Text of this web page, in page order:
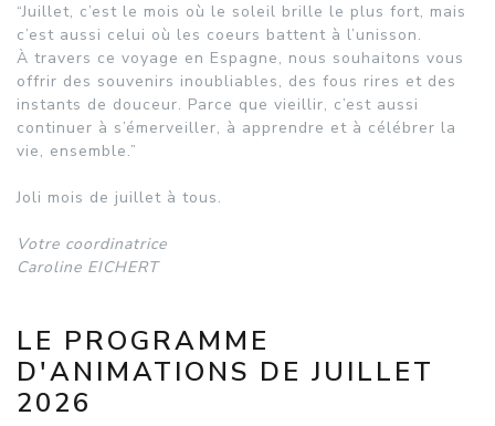
“Juillet, c’est le mois où le soleil brille le plus fort, mais
c’est aussi celui où les coeurs battent à l’unisson.
À travers ce voyage en Espagne, nous souhaitons vous
offrir des souvenirs inoubliables, des fous rires et des
instants de douceur. Parce que vieillir, c’est aussi
continuer à s’émerveiller, à apprendre et à célébrer la
vie, ensemble.”
Joli mois de juillet à tous.
Votre coordinatrice
Caroline EICHERT
LE PROGRAMME
D'ANIMATIONS DE JUILLET
2026